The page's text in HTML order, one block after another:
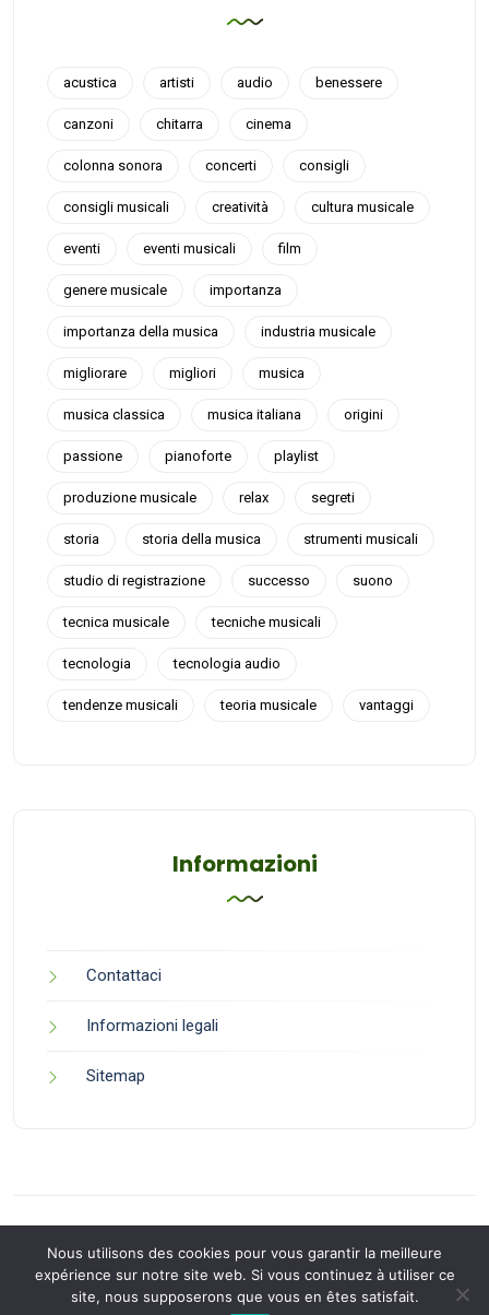
acustica artisti audio benessere
canzoni chitarra cinema
colonna sonora concerti consigli
consigli musicali creatività cultura musicale
eventi eventi musicali film
genere musicale importanza
importanza della musica industria musicale
migliorare migliori musica
musica classica musica italiana origini
passione pianoforte playlist
produzione musicale relax segreti
storia storia della musica strumenti musicali
studio di registrazione successo suono
tecnica musicale tecniche musicali
tecnologia tecnologia audio
tendenze musicali teoria musicale vantaggi
Informazioni
Contattaci
Informazioni legali
Sitemap
Back to Top
Nous utilisons des cookies pour vous garantir la meilleure
expérience sur notre site web. Si vous continuez à utiliser ce
site, nous supposerons que vous en êtes satisfait.